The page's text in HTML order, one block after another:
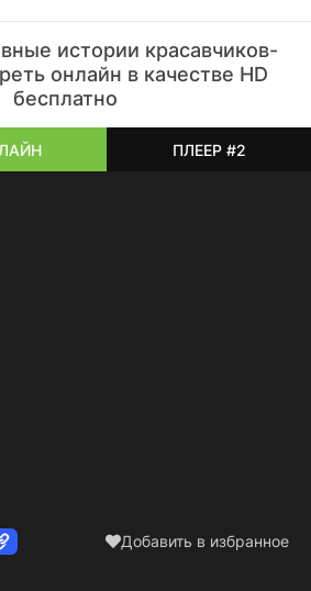
истории красавчиков-
онлайн в качестве HD
бесплатно
ПЛЕЕР #2
Добавить в избранное